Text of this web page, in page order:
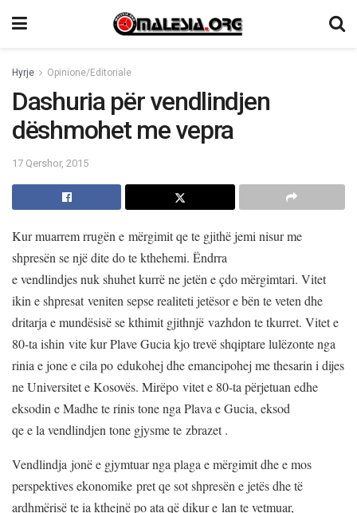
Hyrje Opinione/Editoriale
Dashuria për vendlindjen
dëshmohet me vepra
17 Qershor, 2015
Kur muarrem rrugën e mërgimit qe te gjithë jemi nisur me
shpresën se një dite do te kthehemi. Ëndrra
e vendlindjes nuk shuhet kurrë ne jetën e çdo mërgimtari. Vitet
ikin e shpresat veniten sepse realiteti jetësor e bën te veten dhe
dritarja e mundësisë se kthimit gjithnjë vazhdon te tkurret. Vitet e
80-ta ishin vite kur Plave Gucia kjo trevë shqiptare lulëzonte nga
rinia e jone e cila po edukohej dhe emancipohej me thesarin i dijes
ne Universitet e Kosovës. Mirëpo vitet e 80-ta përjetuan edhe
eksodin e Madhe te rinis tone nga Plava e Gucia, eksod
qe e la vendlindjen tone gjysme te zbrazet .
Vendlindja jonë e gjymtuar nga plaga e mërgimit dhe e mos
perspektives ekonomike pret qe sot shpresën e jetës dhe të
ardhmërisë te ia kthejnë po ata që dikur e lan te vetmuar,